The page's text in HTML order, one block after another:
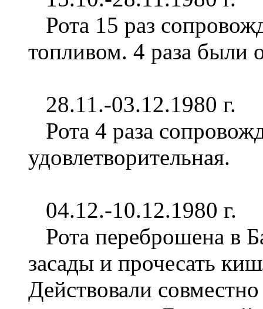
Рота 15 раз
топливом. 4 раза были
28.11.-03.12.1980 г.
Рота 4 раза
удовлетворительная.
04.12.-10.12.1980 г.
Рота переброшена в
засады и прочесать
Действовали